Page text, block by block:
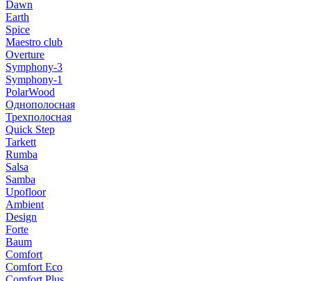
Dawn
Earth
Spice
Maestro club
Overture
Symphony-3
Symphony-1
PolarWood
Однополосная
Трехполосная
Quick Step
Tarkett
Rumba
Salsa
Samba
Upofloor
Ambient
Design
Forte
Baum
Comfort
Comfort Eco